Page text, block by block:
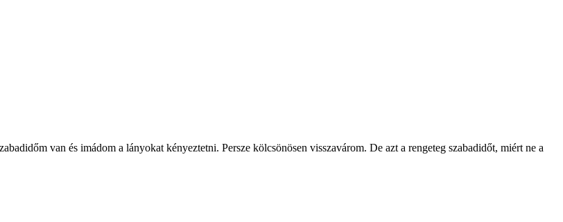
van és imádom a lányokat kényeztetni. Persze kölcsönösen visszavárom. De azt a rengeteg szabadidőt, miért ne a